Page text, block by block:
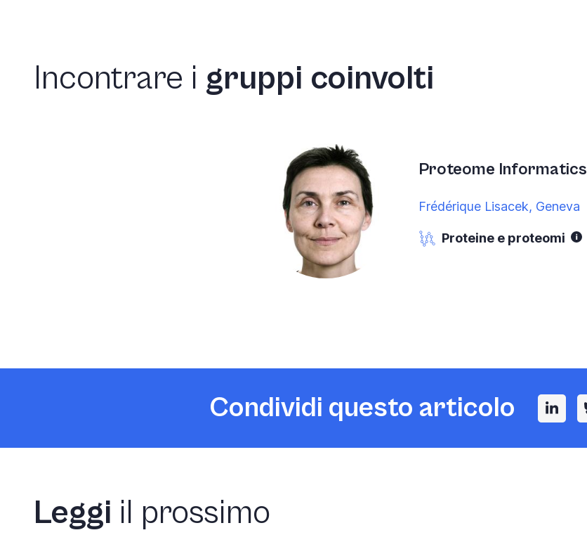
Incontrare i gruppi coinvolti
Proteome Informatics
Frédérique Lisacek, Geneva
Proteine e proteomi
Condividi questo articolo
Leggi il prossimo